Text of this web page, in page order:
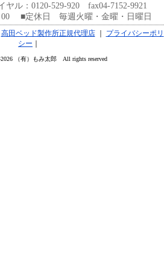
ル：0120-529-920 fax04-7152-9921
00 ■定休日 毎週火曜・金曜・日曜日
高田ベッド製作所正規代理店｜
プライバシーポリ
シー ｜
2026 （有）もみ太郎 All rights reserved